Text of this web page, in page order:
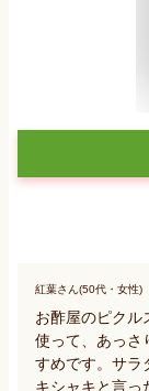
紅葉さん(50代・女性)
お酢屋のピクル
使って、あっさ
すめです。サラ
キシャキと言っ